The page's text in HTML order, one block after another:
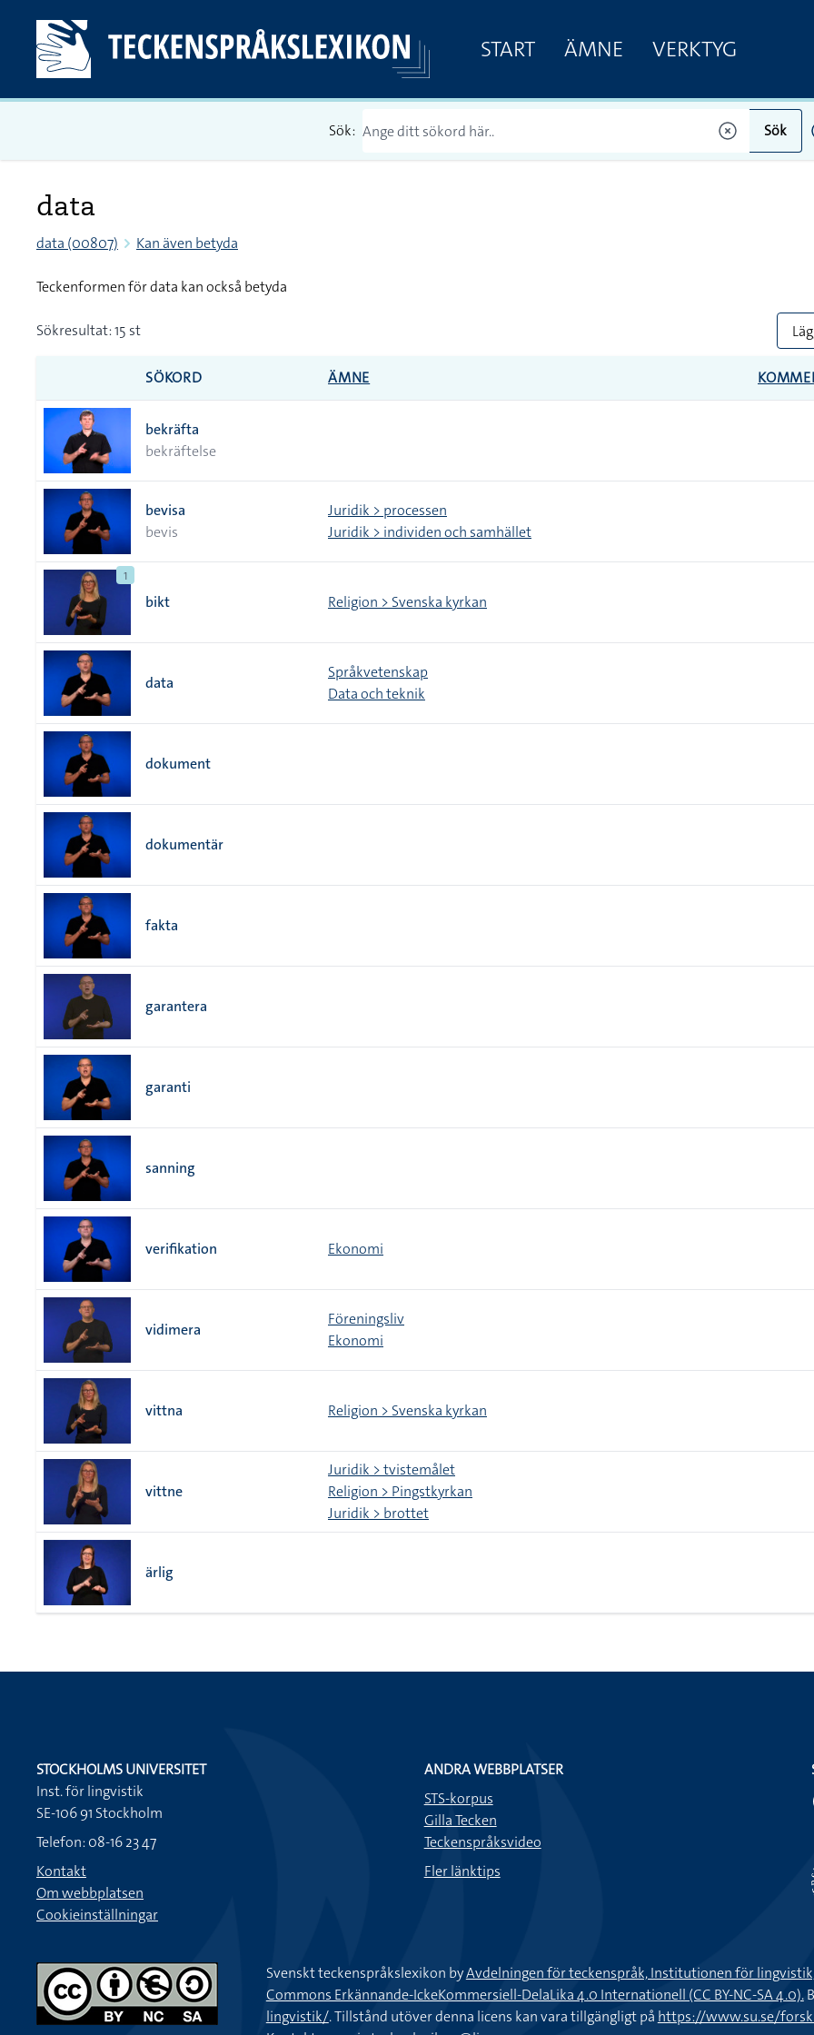
START ÄMNE VERKTYG
Sök: Sök
data
data (00807) Kan även betyda
Teckenformen för data kan också betyda
Sökresultat: 15 st
SÖKORD ÄMNE
bekräfta
bekräftelse
bevisa
bevis
Juridik > processen
Juridik > individen och samhället
1
bikt Religion > Svenska kyrkan
data
Språkvetenskap
Data och teknik
dokument
dokumentär
fakta
garantera
garanti
sanning
verifikation Ekonomi
vidimera
Föreningsliv
Ekonomi
vittna Religion > Svenska kyrkan
vittne
Juridik > tvistemålet
Religion > Pingstkyrkan
Juridik > brottet
ärlig
STOCKHOLMS UNIVERSITET
Inst. för lingvistik
SE-106 91 Stockholm
Telefon: 08-16 23 47
Kontakt
Om webbplatsen
Cookieinställningar
ANDRA WEBBPLATSER
STS-korpus
Gilla Tecken
Teckenspråksvideo
Fler länktips
Svenskt teckenspråkslexikon byAvdelningen för teckenspråk, Institutionen för
Commons Erkännande-IckeKommersiell-DelaLika 4.0 Internationell (CC BY-NC-SA 4.0).
lingvistik/. Tillstånd utöver denna licens kan vara tillgängligt på https://www.su.se/